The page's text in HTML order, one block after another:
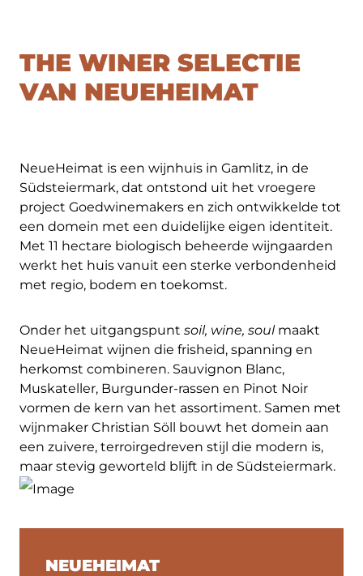
THE WINER SELECTIE
VAN NEUEHEIMAT
NeueHeimat is een wijnhuis in Gamlitz, in de
Südsteiermark, dat ontstond uit het vroegere
project Goedwinemakers en zich ontwikkelde tot
een domein met een duidelijke eigen identiteit.
Met 11 hectare biologisch beheerde wijngaarden
werkt het huis vanuit een sterke verbondenheid
met regio, bodem en toekomst.
Onder het uitgangspunt soil, wine, soulmaakt
NeueHeimat wijnen die frisheid, spanning en
herkomst combineren. Sauvignon Blanc,
Muskateller, Burgunder-rassen en Pinot Noir
vormen de kern van het assortiment. Samen met
wijnmaker Christian Söll bouwt het domein aan
een zuivere, terroirgedreven stijl die modern is,
maar stevig geworteld blijft in de Südsteiermark.
NEUEHEIMAT